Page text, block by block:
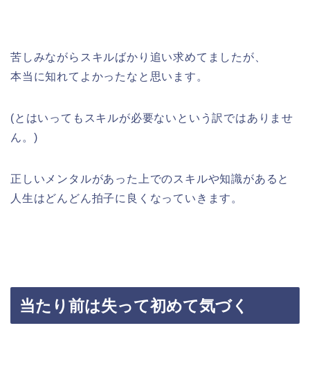
苦しみながらスキルばかり追い求めてましたが、
本当に知れてよかったなと思います。
(とはいってもスキルが必要ないという訳ではありませ
ん。)
正しいメンタルがあった上でのスキルや知識があると
人生はどんどん拍子に良くなっていきます。
当たり前は失って初めて気づく